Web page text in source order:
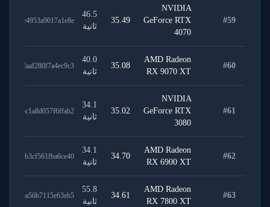
#59
NVIDIA
GeForce RTX
4070
35.49
46.5
ثانية
50585e4953a9017a1e8e
#60
AMD Radeon
RX 9070 XT
35.08
40.0
ثانية
d4e7faaf280f7a4ec9c3
#61
NVIDIA
GeForce RTX
3080
35.02
34.1
ثانية
01e2bc1a8d057f6ffab2
#62
AMD Radeon
RX 6900 XT
34.70
34.1
ثانية
43171b3cf561fba6ce40
#63
AMD Radeon
RX 7800 XT
34.61
55.8
ثانية
adb995a56b7115e63eb5